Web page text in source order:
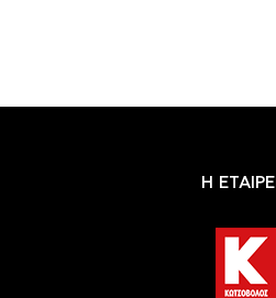
Η